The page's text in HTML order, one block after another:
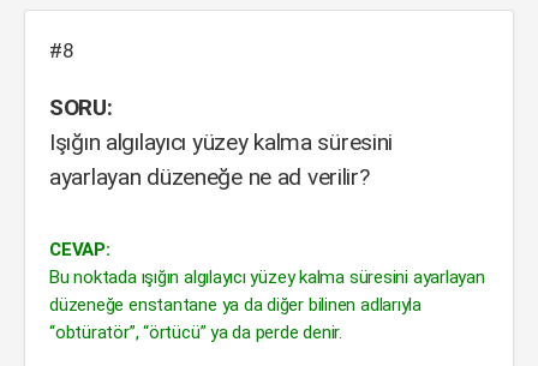
#8
SORU:
Işığın algılayıcı yüzey kalma süresini
ayarlayan düzeneğe ne ad verilir?
CEVAP:
Bu noktada ışığın algılayıcı yüzey kalma süresini ayarlayan
düzeneğe enstantane ya da diğer bilinen adlarıyla
“obtüratör”, “örtücü” ya da perde denir.